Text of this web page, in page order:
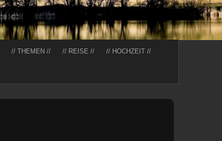
// THEMEN // // REISE // // HOCHZEIT //